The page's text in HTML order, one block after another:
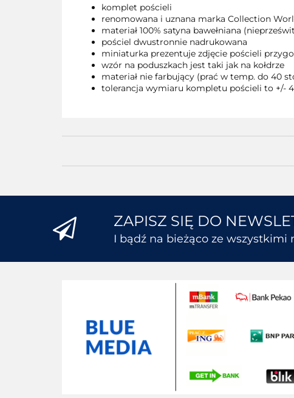
komplet pościeli
renomowana i uznana marka Collection
materiał 100% satyna bawełniana
pościel dwustronnie nadrukowana
miniaturka prezentuje zdjęcie pościeli
wzór na poduszkach jest taki jak na kołdrze
materiał nie farbujący (prać w temp. do 40
tolerancja wymiaru kompletu pościeli to +/-
ZAPISZ SIĘ DO
I bądź na bieżąco ze wszystkimi